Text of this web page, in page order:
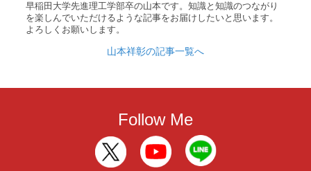
早稲田大学先進理工学部卒の山本です。知識と知識のつながり
を楽しんでいただけるような記事をお届けしたいと思います。
よろしくお願いします。
山本祥彰の記事一覧へ
Follow Me